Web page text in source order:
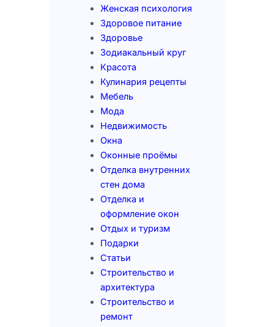
Женская психология
Здоровое питание
Здоровье
Зодиакальный круг
Красота
Кулинария рецепты
Мебель
Мода
Недвижимость
Окна
Оконные проёмы
Отделка внутренних
стен дома
Отделка и
оформление окон
Отдых и туризм
Подарки
Статьи
Строительство и
архитектура
Строительство и
ремонт